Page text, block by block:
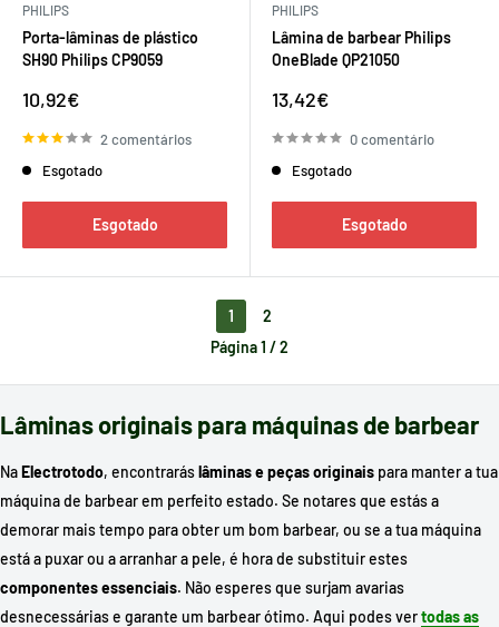
PHILIPS
Porta-lâminas de plástico
SH90 Philips CP9059
Preço
venda
10,92€
2 comentários
Esgotado
Esgotado
PHILIPS
Lâmina de barbear Philips
OneBlade QP21050
Preço
venda
13,42€
0 comentário
Esgotado
Esgotado
1
2
Página 1 / 2
Lâminas originais para máquinas de barbear
NaElectrotodo, encontraráslâminas e peças originais para manter a tua
máquina de barbear em perfeito estado. Se notares que estás a
demorar mais tempo para obter um bom barbear, ou se a tua máquina
está a puxar ou a arranhar a pele, é hora de substituir estes
componentes essenciais. Não esperes que surjam avarias
desnecessárias e garante um barbear ótimo. Aqui podes vertodas as